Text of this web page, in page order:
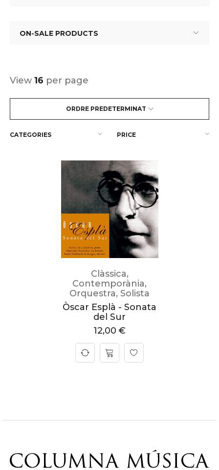
ON-SALE PRODUCTS
ORDRE PREDETERMINAT
View 16 per page
CATEGORIES PRICE
Clàssica,
Contemporània,
Orquestra, Solista
Òscar Esplà - Sonata
del Sur
12,00 €